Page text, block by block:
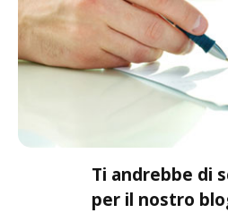
Ti andrebbe di
per il nostro